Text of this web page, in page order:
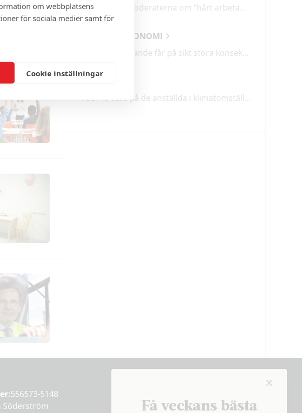
om webbplatsens
för sociala medier samt för
Cookie inställningar
Få veckans bästa
Därför talar Moderaterna om ”hårt arbetande människor”
SAMHÄLLSEKONOMI
Lågt barnafödande får på sikt stora konsekvenser
KLIMATET
TCO: Ta vara på de anställda i klimatomställningen
556573-5148
Söderström
Få veckans bästa